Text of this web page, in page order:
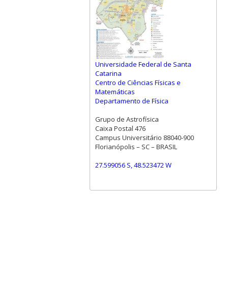
Universidade Federal de Santa
Catarina
Centro de Ciências Físicas e
Matemáticas
Departamento de Física
Grupo de Astrofísica
Caixa Postal 476
Campus Universitário 88040-900
Florianópolis – SC – BRASIL
27.599056 S, 48.523472 W